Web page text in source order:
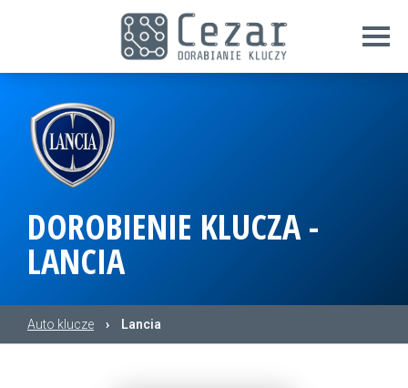
DOROBIENIE KLUCZA -
LANCIA
Auto klucze › Lancia